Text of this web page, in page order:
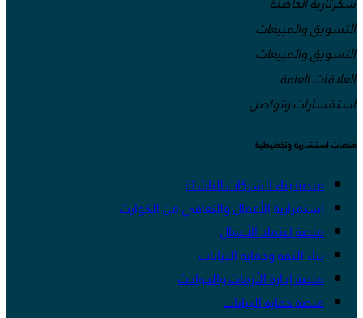
التسويق والمبيعات
التسويق والمبيعات
العلاقات العامة
استفسارات وتواصل
منصات استشارية وتخطيطية
منصة بناء الشركات الناشئة
استمرارية الأعمال والتعافي من الكوارث
منصة اعتماد الأعمال
بناء الثقة وحماية البيانات
منصة إدارة الأزمات والحوادث
منصة حماية البيانات